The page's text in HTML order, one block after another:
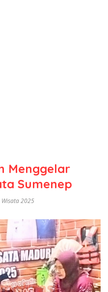
Menggelar
Sumenep
Wisata 2025